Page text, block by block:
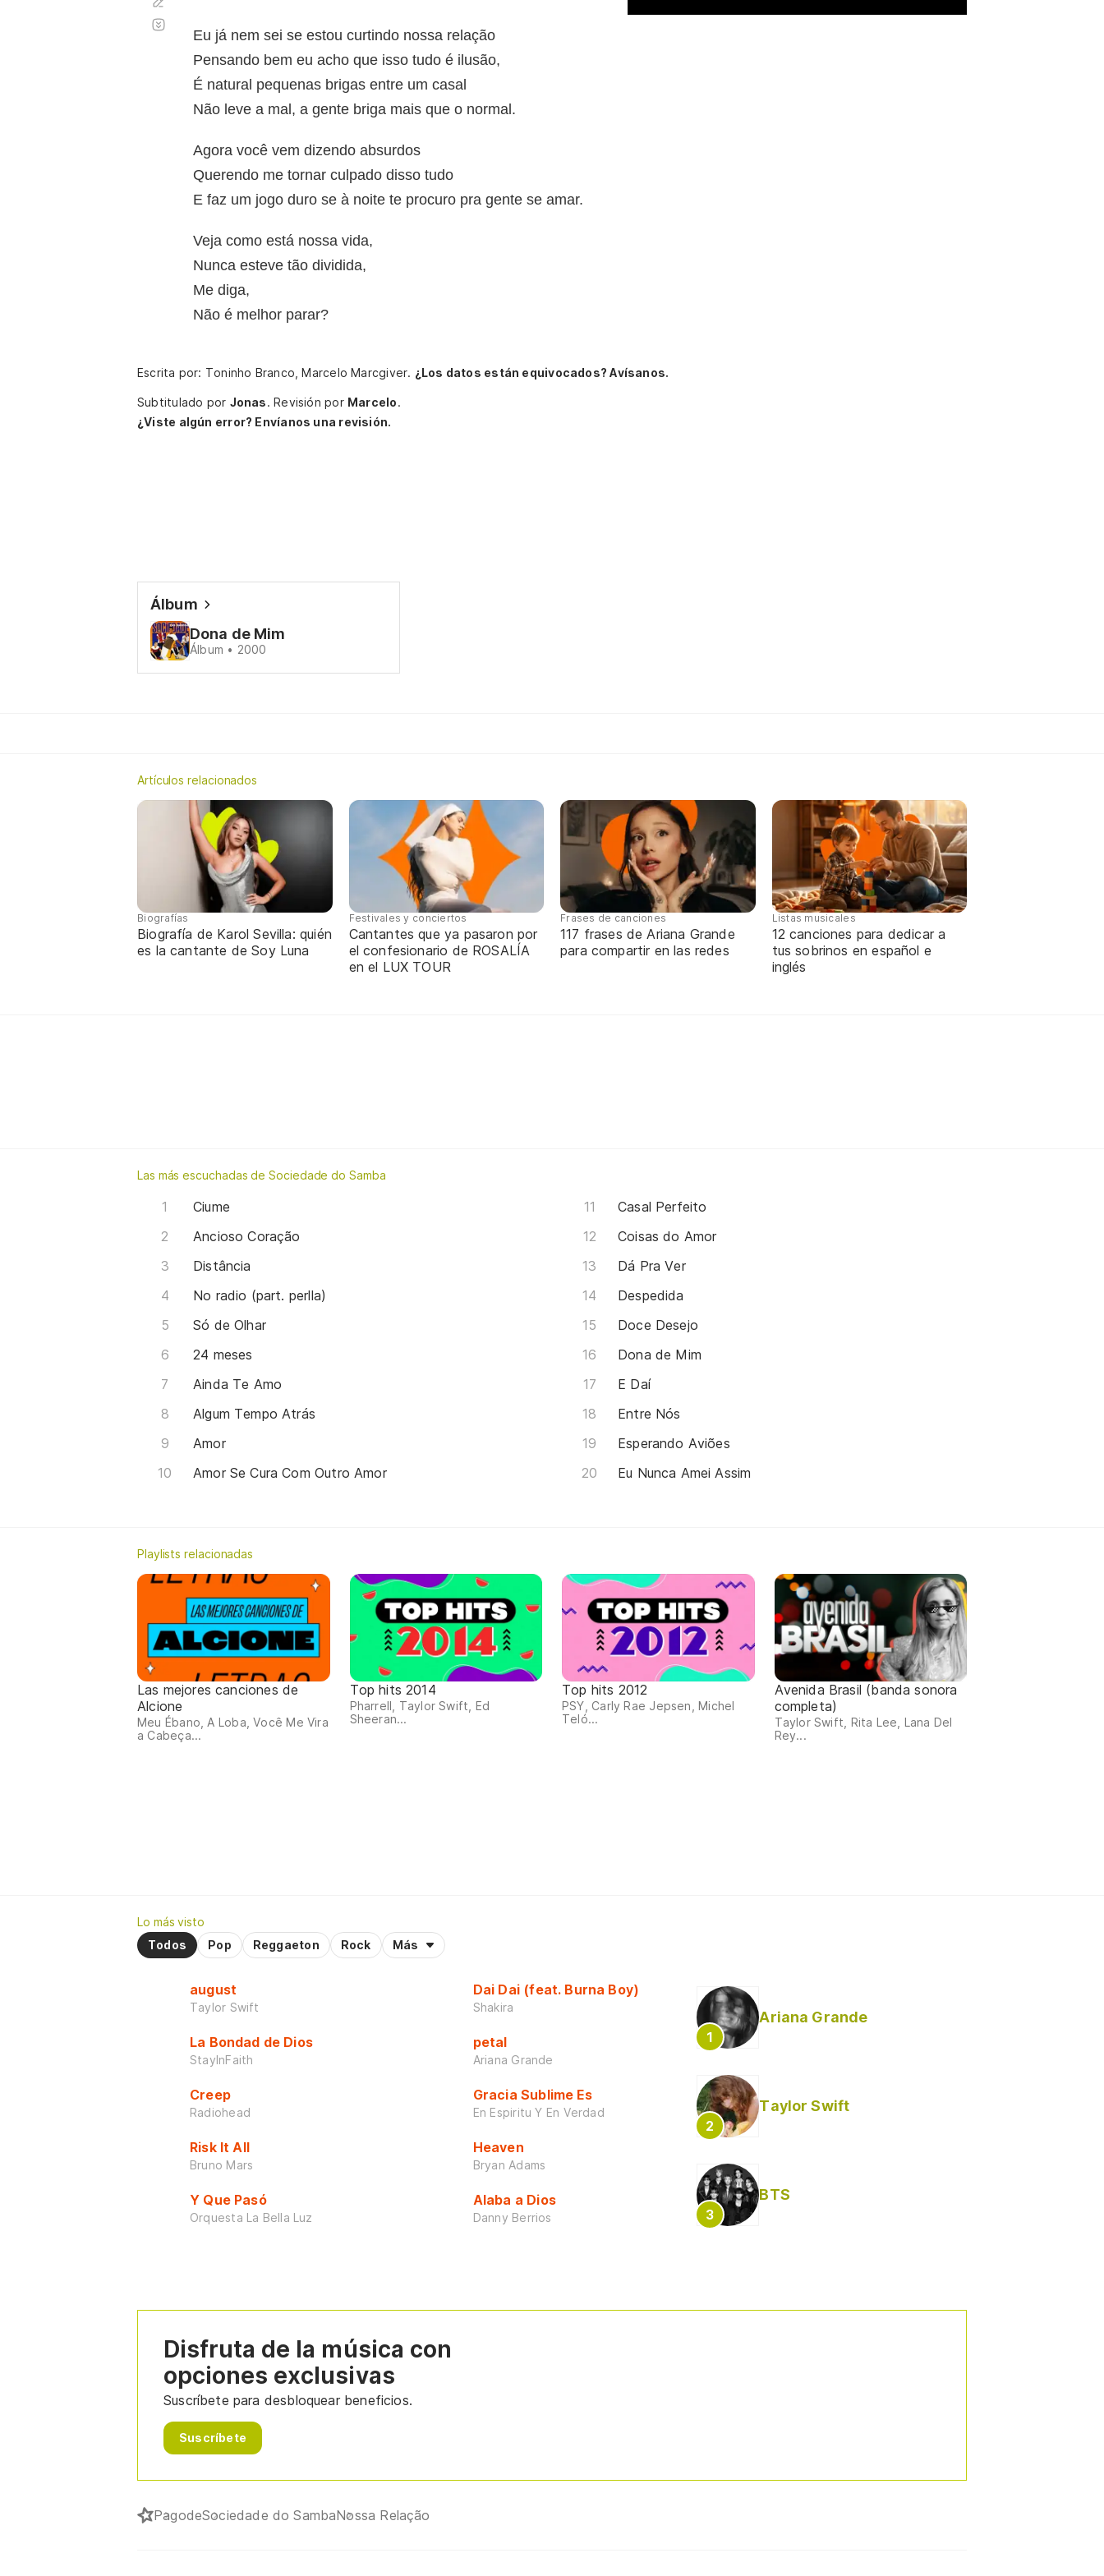
Eu já nem sei se estou curtindo nossa relação
Pensando bem eu acho que isso tudo é ilusão,
É natural pequenas brigas entre um casal
Não leve a mal, a gente briga mais que o normal.
Agora você vem dizendo absurdos
Querendo me tornar culpado disso tudo
E faz um jogo duro se à noite te procuro pra gente se amar.
Veja como está nossa vida,
Nunca esteve tão dividida,
Me diga,
Não é melhor parar?
automático
Escrita por: Toninho Branco, Marcelo Marcgiver. ¿Los datos están equivocados? Avísanos.
Subtitulado por Jonas.Revisión por Marcelo.
¿Viste algún error? Envíanos una revisión.
Álbum
Dona de Mim
Álbum • 2000
Artículos relacionados
Biografías
Biografía de Karol Sevilla: quién
es la cantante de Soy Luna
Festivales y conciertos
Cantantes que ya pasaron por
el confesionario de ROSALÍA
en el LUX TOUR
Frases de canciones
117 frases de Ariana Grande
para compartir en las redes
Listas musicales
12 canciones para dedicar a
tus sobrinos en español e
inglés
Las más escuchadas de Sociedade do Samba
Ciume
Ancioso Coração
Distância
No radio (part. perlla)
Só de Olhar
24 meses
Ainda Te Amo
Algum Tempo Atrás
Amor
Amor Se Cura Com Outro Amor
Casal Perfeito
Coisas do Amor
Dá Pra Ver
Despedida
Doce Desejo
Dona de Mim
E Daí
Entre Nós
Esperando Aviões
Eu Nunca Amei Assim
Playlists relacionadas
Las mejores canciones de
Alcione
Meu Ébano, A Loba, Você Me Vira
a Cabeça...
Top hits 2014
Pharrell, Taylor Swift, Ed
Sheeran...
Top hits 2012
PSY, Carly Rae Jepsen, Michel
Teló...
Avenida Brasil (banda sonora
completa)
Taylor Swift, Rita Lee, Lana Del
Rey...
Lo más visto
Todos
Pop Reggaeton Rock Más
august
Taylor Swift
La Bondad de Dios
StayInFaith
Creep
Radiohead
Risk It All
Bruno Mars
Y Que Pasó
Orquesta La Bella Luz
Dai Dai (feat. Burna Boy)
Shakira
petal
Ariana Grande
Gracia Sublime Es
En Espiritu Y En Verdad
Heaven
Bryan Adams
Alaba a Dios
Danny Berrios
Ariana Grande
Taylor Swift
BTS
Disfruta de la música con
opciones exclusivas
Suscríbete para desbloquear beneficios.
Suscríbete
PagodeSociedade do SambaNossa Relação